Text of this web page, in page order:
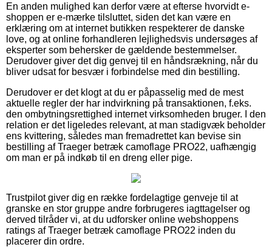
En anden mulighed kan derfor være at efterse hvorvidt e-
shoppen er e-mærke tilsluttet, siden det kan være en
erklæring om at internet butikken respekterer de danske
love, og at online forhandleren lejlighedsvis undersøges af
eksperter som behersker de gældende bestemmelser.
Derudover giver det dig genvej til en håndsrækning, når du
bliver udsat for besvær i forbindelse med din bestilling.
Derudover er det klogt at du er påpasselig med de mest
aktuelle regler der har indvirkning på transaktionen, f.eks.
den ombytningsrettighed internet virksomheden bruger. I den
relation er det ligeledes relevant, at man stadigvæk beholder
ens kvittering, således man fremadrettet kan bevise sin
bestilling af Traeger betræk camoflage PRO22, uafhængig
om man er på indkøb til en dreng eller pige.
Trustpilot giver dig en række fordelagtige genveje til at
granske en stor gruppe andre forbrugeres iagttagelser og
derved tilråder vi, at du udforsker online webshoppens
ratings af Traeger betræk camoflage PRO22 inden du
placerer din ordre.